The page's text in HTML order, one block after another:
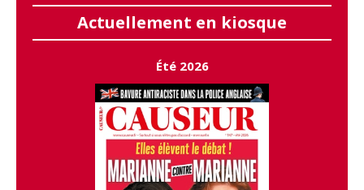
Actuellement en kiosque
Été 2026